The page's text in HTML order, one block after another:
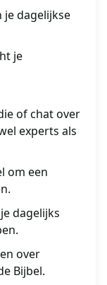
je dagelijkse
je
of chat over
experts als
om een
dagelijks
over
Bijbel.